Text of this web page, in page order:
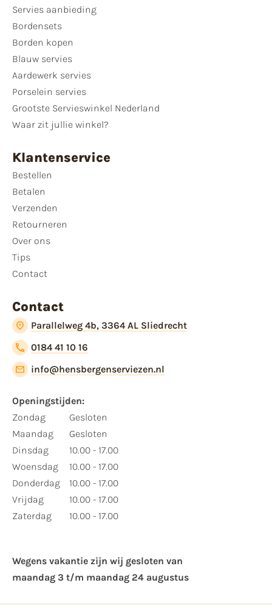
Servies aanbieding
Bordensets
Borden kopen
Blauw servies
Aardewerk servies
Porselein servies
Grootste Servieswinkel Nederland
Waar zit jullie winkel?
Klantenservice
Bestellen
Betalen
Verzenden
Retourneren
Over ons
Tips
Contact
Contact
Parallelweg 4b, 3364 AL Sliedrecht
0184 41 10 16
info@hensbergenserviezen.nl
Openingstijden:
Zondag
Maandag
Dinsdag
Woensdag
Donderdag
Vrijdag
Zaterdag
Gesloten
Gesloten
10.00 - 17.00
10.00 - 17.00
10.00 - 17.00
10.00 - 17.00
10.00 - 17.00
Wegens vakantie zijn wij gesloten van ​
maandag 3 t/m maandag 24 augustus